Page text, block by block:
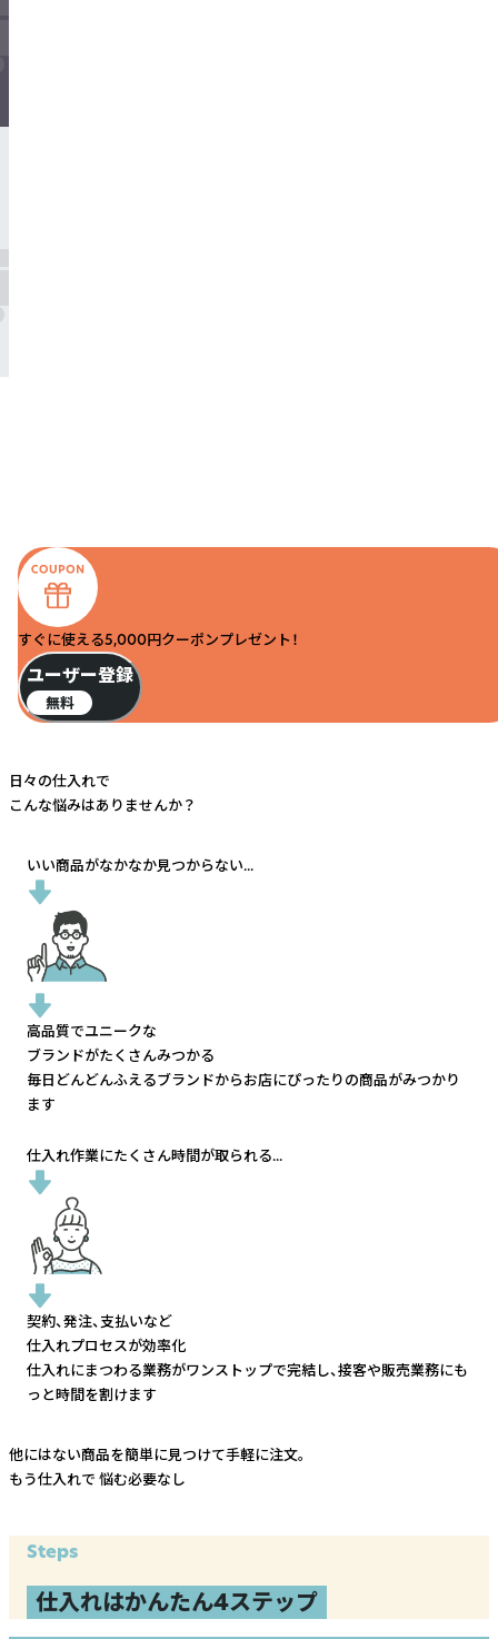
すぐに使える5,000円クーポンプレゼント！
ユーザー登録
無料
日々の仕入れで
こんな悩みはありませんか？
いい商品がなかなか見つからない...
高品質でユニークな
ブランドがたくさんみつかる
毎日どんどんふえるブランドからお店にぴったりの商品がみつかり
ます
仕入れ作業にたくさん時間が取られる...
契約、発注、支払いなど
仕入れプロセスが効率化
仕入れにまつわる業務がワンストップで完結し、接客や販売業務にも
っと時間を割けます
他にはない商品を簡単に見つけて手軽に注文。
もう仕入れで 悩む必要なし
Steps
仕入れはかんたん4ステップ